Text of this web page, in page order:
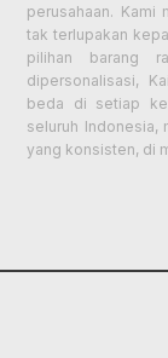
perusahaan. Kami
tak terlupakan
pilihan barang
dipersonalisasi,
beda di setiap
seluruh Indonesia,
yang konsisten, di